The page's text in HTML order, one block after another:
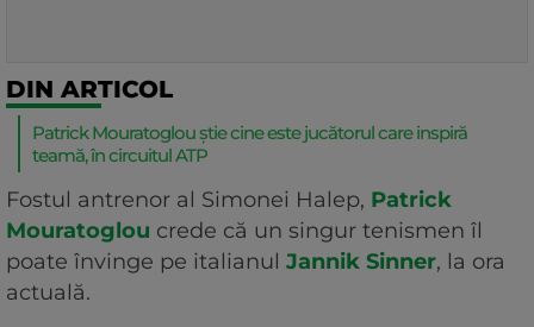
DIN ARTICOL
Patrick Mouratoglou știe cine este jucătorul care inspiră
teamă, în circuitul ATP
Fostul antrenor al Simonei Halep, Patrick
Mouratoglou crede că un singur tenismen îl
poate învinge pe italianul Jannik Sinner, la ora
actuală.